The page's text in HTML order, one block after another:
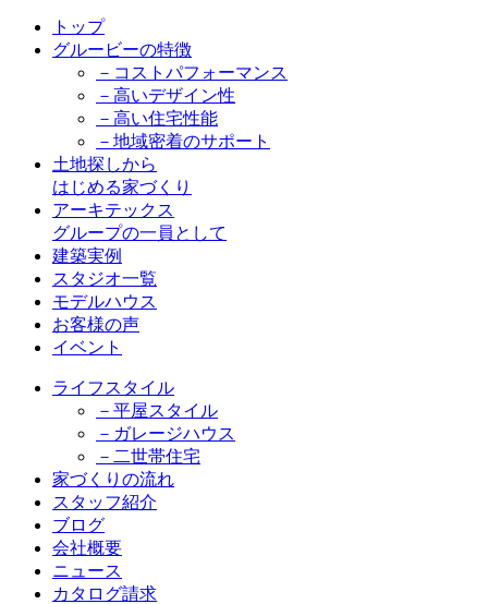
トップ
グルービーの特徴
－コストパフォーマンス
－高いデザイン性
－高い住宅性能
－地域密着のサポート
土地探しから
はじめる家づくり
アーキテックス
グループの一員として
建築実例
スタジオ一覧
モデルハウス
お客様の声
イベント
ライフスタイル
－平屋スタイル
－ガレージハウス
－二世帯住宅
家づくりの流れ
スタッフ紹介
ブログ
会社概要
ニュース
カタログ請求